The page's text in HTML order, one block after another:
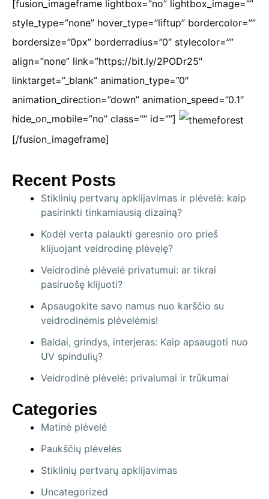
[fusion_imageframe lightbox=”no” lightbox_image=””
style_type=”none” hover_type=”liftup” bordercolor=””
bordersize=”0px” borderradius=”0″ stylecolor=””
align=”none” link=”https://bit.ly/2PODr25″
linktarget=”_blank” animation_type=”0″
animation_direction=”down” animation_speed=”0.1″
hide_on_mobile=”no” class=”” id=””]
[/fusion_imageframe]
Recent Posts
Stiklinių pertvarų apklijavimas ir plėvelė: kaip
pasirinkti tinkamiausią dizainą?
Kodėl verta palaukti geresnio oro prieš
klijuojant veidrodinę plėvelę?
Veidrodinė plėvelė privatumui: ar tikrai
pasiruošę klijuoti?
Apsaugokite savo namus nuo karščio su
veidrodinėmis plėvelėmis!
Baldai, grindys, interjeras: Kaip apsaugoti nuo
UV spindulių?
Veidrodinė plėvelė: privalumai ir trūkumai
Categories
Matinė plėvelė
Paukščių plėvelės
Stiklinių pertvarų apklijavimas
Uncategorized